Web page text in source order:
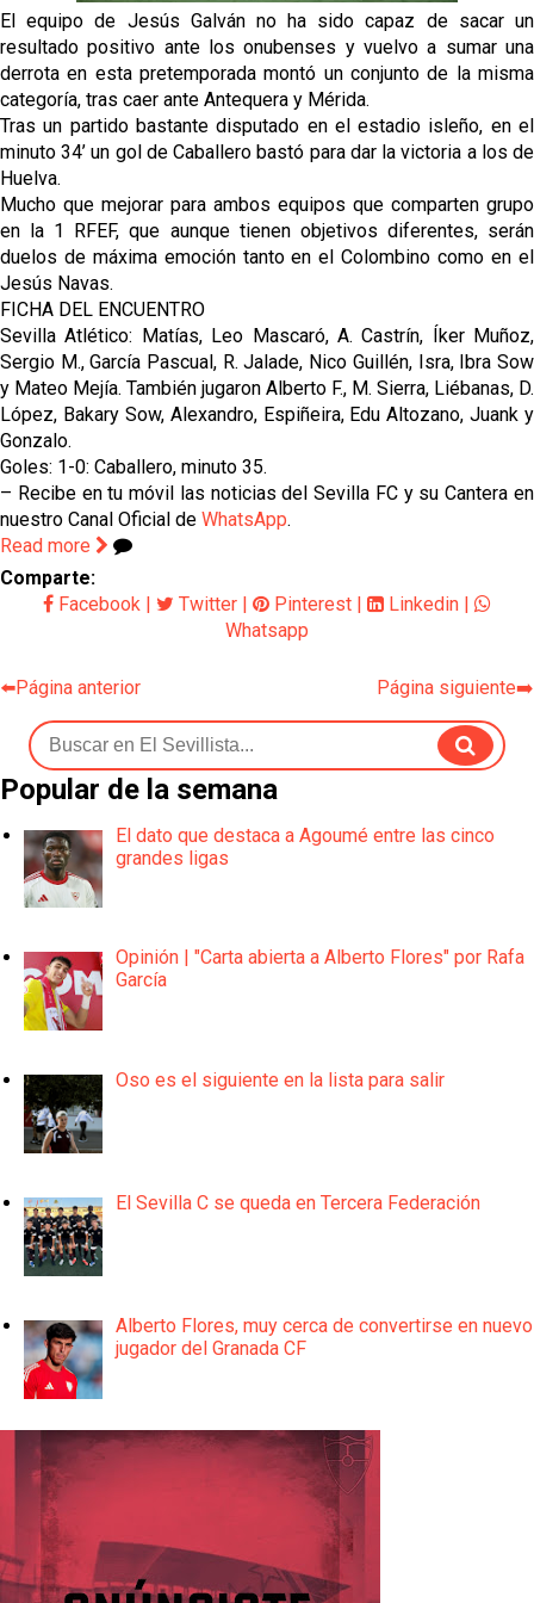
Vargas y Sow se incorporan al grupo en la sesión
del martes
Odysseas Vlachodimos: “El objetivo es mejorar la
temporada pasada”
El Sevilla FC empieza a inscribir a los nuevos
fichajes
Opinión | "Carta abierta a Alberto Flores" por Rafa
García
El equipo de Jesús Galván no ha sido capaz de sacar un
resultado positivo ante los onubenses y vuelvo a sumar una
derrota en esta pretemporada montó un conjunto de la misma
categoría, tras caer ante Antequera y Mérida.
Tras un partido bastante disputado en el estadio isleño, en el
minuto 34’ un gol de Caballero bastó para dar la victoria a los de
Huelva.
Mucho que mejorar para ambos equipos que comparten grupo
en la 1 RFEF, que aunque tienen objetivos diferentes, serán
duelos de máxima emoción tanto en el Colombino como en el
Jesús Navas.
FICHA DEL ENCUENTRO
Sevilla Atlético: Matías, Leo Mascaró, A. Castrín, Íker Muñoz,
Sergio M., García Pascual, R. Jalade, Nico Guillén, Isra, Ibra Sow
y Mateo Mejía. También jugaron Alberto F., M. Sierra, Liébanas, D.
López, Bakary Sow, Alexandro, Espiñeira, Edu Altozano, Juank y
Gonzalo.
Goles: 1-0: Caballero, minuto 35.
– Recibe en tu móvil las noticias del Sevilla FC y su Cantera en
nuestro Canal Oficial de WhatsApp.
Read more
Comparte:
Facebook
Twitter Pinterest Linkedin
Whatsapp
⬅️Página anterior Página siguiente➡️
Popular de la semana
El dato que destaca a Agoumé entre las cinco
grandes ligas
Opinión | "Carta abierta a Alberto Flores" por Rafa
García
Oso es el siguiente en la lista para salir
El Sevilla C se queda en Tercera Federación
Alberto Flores, muy cerca de convertirse en nuevo
jugador del Granada CF